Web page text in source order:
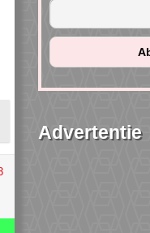
Advertentie